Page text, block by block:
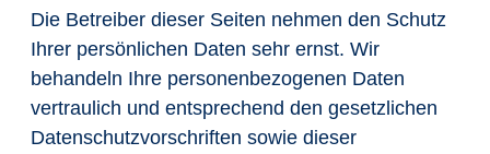
Die Betreiber dieser Seiten nehmen den Schutz
Ihrer persönlichen Daten sehr ernst. Wir
behandeln Ihre personenbezogenen Daten
vertraulich und entsprechend den gesetzlichen
Datenschutzvorschriften sowie dieser